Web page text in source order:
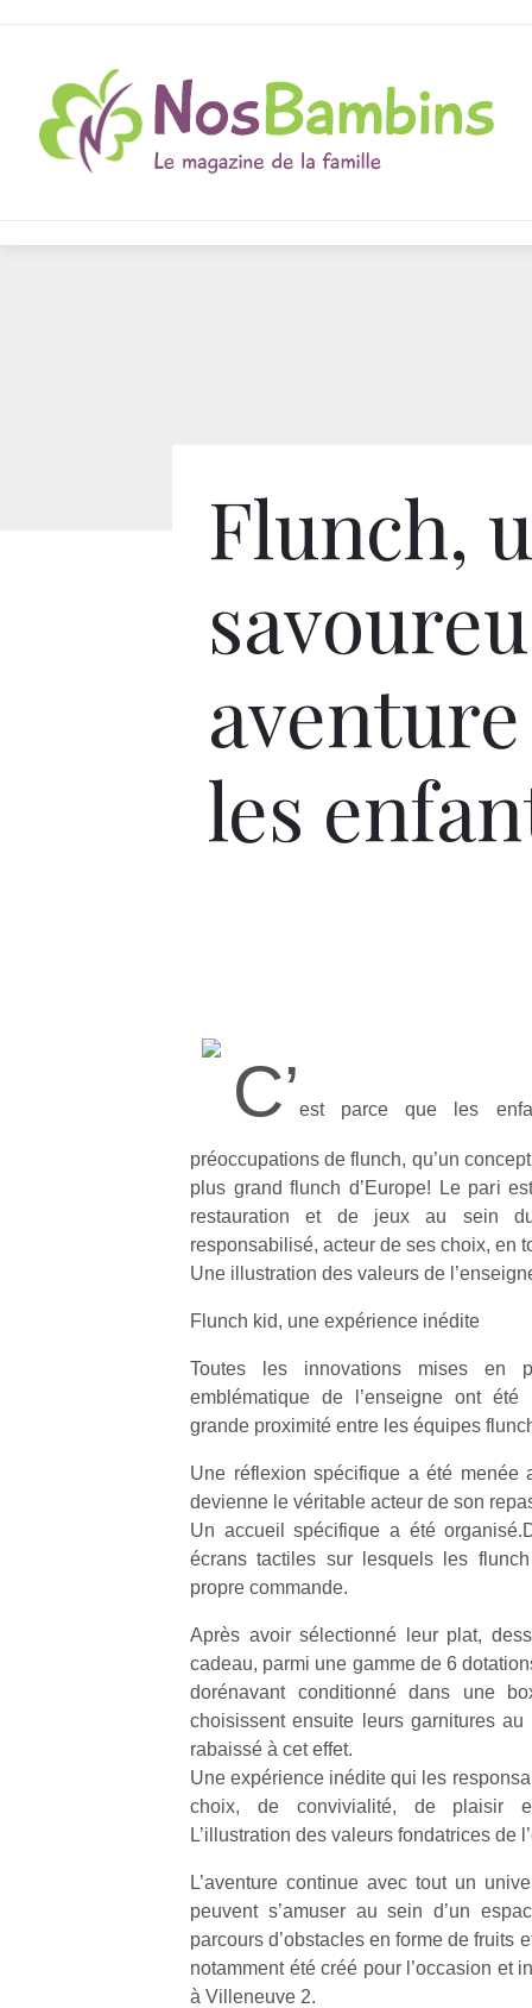
Flunch,
les
C’est parce que les
préoccupations de flunch, qu’un
plus grand flunch d’Europe! Le pari
restauration et de jeux au sein
responsabilisé, acteur de ses choix, en
Une illustration des valeurs de
Flunch kid, une expérience inédite
Toutes les innovations mises en
emblématique de l’enseigne ont
grande proximité entre les équipes
Une réflexion spécifique a été menée
devienne le véritable acteur de son
Un accueil spécifique a été
écrans tactiles sur lesquels les
propre commande.
Après avoir sélectionné leur plat,
cadeau, parmi une gamme de 6
dorénavant conditionné dans une
choisissent ensuite leurs garnitures
rabaissé à cet effet.
Une expérience inédite qui les
choix, de convivialité, de plaisir et
L’illustration des valeurs fondatrices de
L’aventure continue avec tout un
peuvent s’amuser au sein d’un
parcours d’obstacles en forme de fruits
notamment été créé pour l’occasion et
à Villeneuve 2.